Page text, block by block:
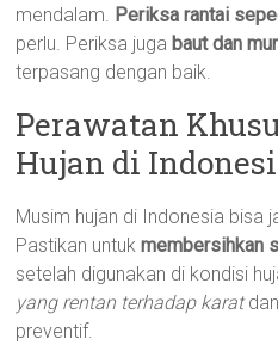
mendalam. Periksa rantai
perlu. Periksa juga baut dan mur
terpasang dengan baik.
Perawatan
Hujan di
Musim hujan di Indonesia bisa
Pastikan untukmembersihkan
setelah digunakan di kondisi
yang rentan terhadap karat
preventif.